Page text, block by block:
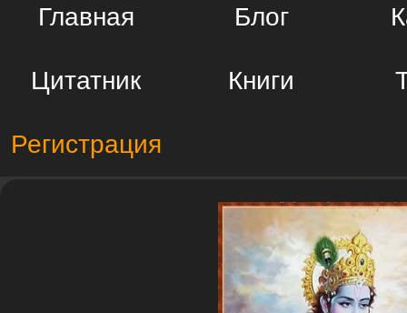
Главная Блог
Цитатник Книги
Регистрация